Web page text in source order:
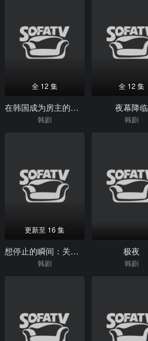
全 12 集
在韩国成为房主的方法
韩剧
全 12 集
夜幕降临
韩剧
更新至 16 集
想停止的瞬间：关于时间
韩剧
极夜
韩剧